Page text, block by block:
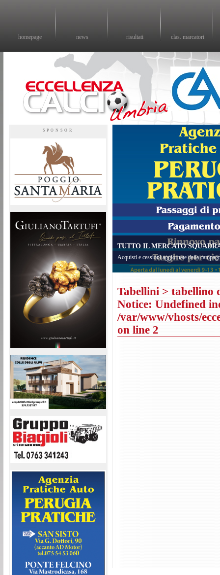
homepage news risultati clas. marcatori
SPONSOR
TUTTO IL MERCATO
Acquisti e cessioni aggiornate della
Tabellini > tabellino
Notice: Undefined
/var/www/vhosts/
on line 2